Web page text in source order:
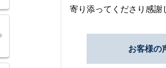
寄り添ってくださり感謝
お客様の